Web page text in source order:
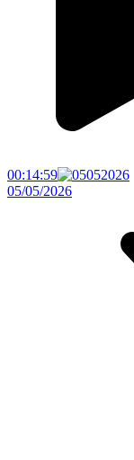
00:14:59
05/05/2026